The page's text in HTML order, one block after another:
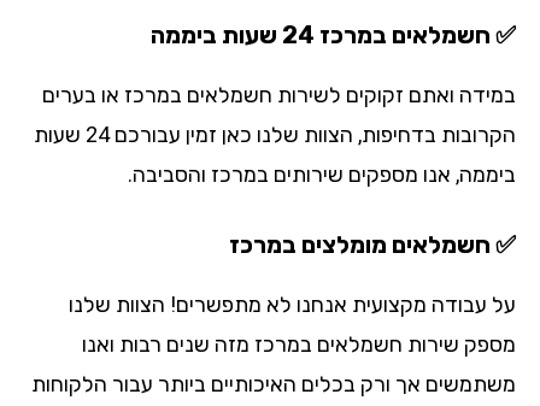
במרכז 24 שעות ביממה
ואתם זקוקים לשירות חשמלאים במרכז או בערים
הקרובות בדחיפות, הצוות שלנו כאן זמין עבורכם 24 שעות
אנו מספקים שירותים במרכז והסביבה.
חשמלאים מומלצים במרכז
עבודה מקצועית אנחנו לא מתפשרים! הצוות שלנו
שירות חשמלאים במרכז מזה שנים רבות ואנו
אך ורק בכלים האיכותיים ביותר עבור הלקוחות